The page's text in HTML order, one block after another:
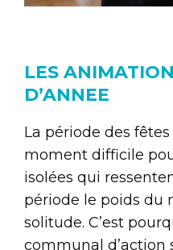
LES
D’ANNEE
La période des
moment difficile
isolées qui
période le poids du
solitude. C’est
communal d’action